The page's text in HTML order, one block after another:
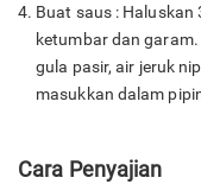
Buat saus :
ketumbar dan
gula pasir, air jeruk
masukkan dalam
Cara Penyajian